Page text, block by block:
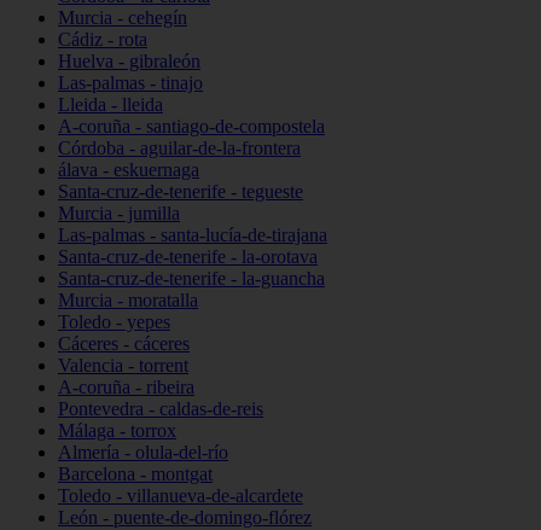
Murcia - cehegín
Cádiz - rota
Huelva - gibraleón
Las-palmas - tinajo
Lleida - lleida
A-coruña - santiago-de-compostela
Córdoba - aguilar-de-la-frontera
álava - eskuernaga
Santa-cruz-de-tenerife - tegueste
Murcia - jumilla
Las-palmas - santa-lucía-de-tirajana
Santa-cruz-de-tenerife - la-orotava
Santa-cruz-de-tenerife - la-guancha
Murcia - moratalla
Toledo - yepes
Cáceres - cáceres
Valencia - torrent
A-coruña - ribeira
Pontevedra - caldas-de-reis
Málaga - torrox
Almería - olula-del-río
Barcelona - montgat
Toledo - villanueva-de-alcardete
León - puente-de-domingo-flórez